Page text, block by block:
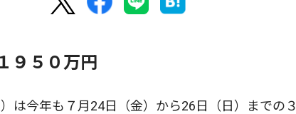
９５０万円
は今年も７月24日（金）から26日（日）までの